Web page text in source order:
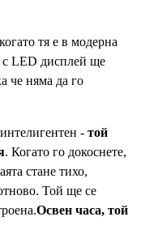
тя е в модерна
с LED дисплей ще
че няма да го
- той
. Когато го докоснете,
стане тихо,
Той ще се
Освен часа, той